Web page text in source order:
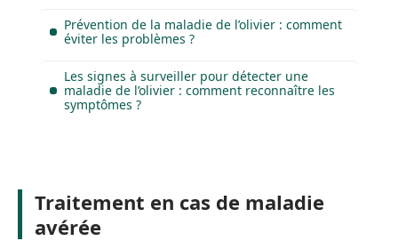
Prévention de la maladie de l’olivier : comment
éviter les problèmes ?
Les signes à surveiller pour détecter une
maladie de l’olivier : comment reconnaître les
symptômes ?
Traitement en cas de maladie
avérée